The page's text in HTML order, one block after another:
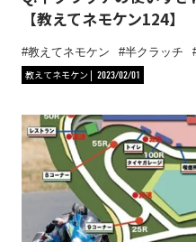
【教えてネモケン124】
教えてネモケン 半クラッチ
教えてネモケン
2023/02/01